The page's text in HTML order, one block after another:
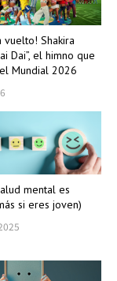
vuelto! Shakira
Dai”, el himno que
Mundial 2026
mental es
si eres joven)